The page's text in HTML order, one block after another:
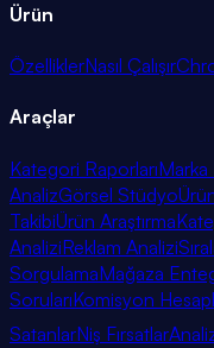
Ürün
ÖzelliklerNasıl Çalışır
Araçlar
Kategori RaporlarıMarka
AnalizGörsel Stüdyo
TakibiÜrün Araştırma
AnaliziReklam Analizi
SorgulamaMağaza
SorularıKomisyon
SatanlarNiş Fırsatlar